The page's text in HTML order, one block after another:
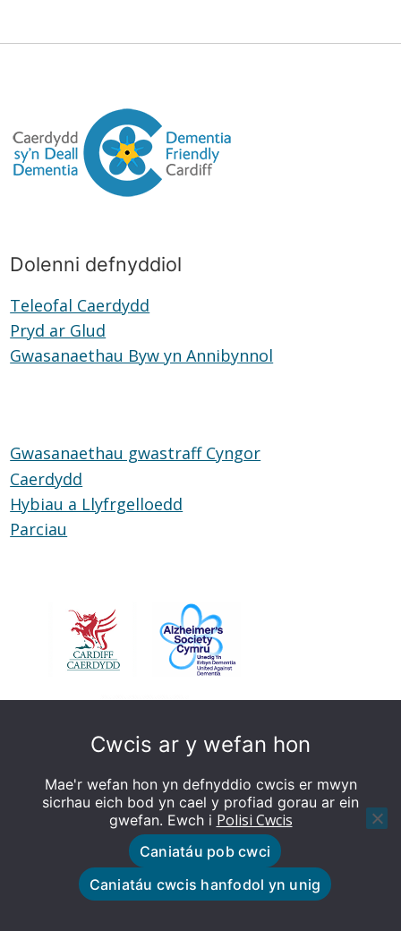
Dolenni defnyddiol
Teleofal Caerdydd
Pryd ar Glud
ar
Gwasanaethau Byw yn Annibynnol
Gwasanaethau gwastraff Cyngor
Caerdydd
Hybiau a Llyfrgelloedd
Parciau
Cwcis ar y wefan hon
Mae'r wefan hon yn defnyddio cwcis er mwyn
sicrhau eich bod yn cael y profiad gorau ar ein
gwefan. Ewch i Polisi Cwcis
Caniatáu pob cwci
Caniatáu cwcis hanfodol yn unig
© Caerdydd sy’n Deall Dementia - Gwefan wedi'i
gynllunio gan Tȋm y We Cyngor Caerdydd